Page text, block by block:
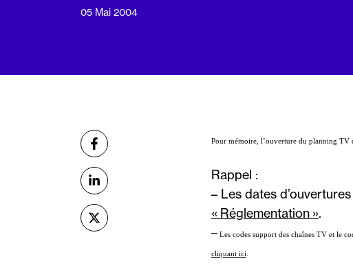
05 Mai 2004
Partager
sur Facebook
sur Linkedin
sur X (Twitter)
Pour mémoire, l’ouverture du planning TV
Rappel :
– Les dates
« Réglementation ».
– Les codes support des chaînes TV et le
cliquant ici